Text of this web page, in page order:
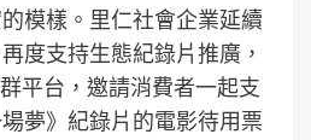
模樣。里仁社會企業延續
度支持生態紀錄片推廣，
平台，邀請消費者一起支
夢》紀錄片的電影待用票